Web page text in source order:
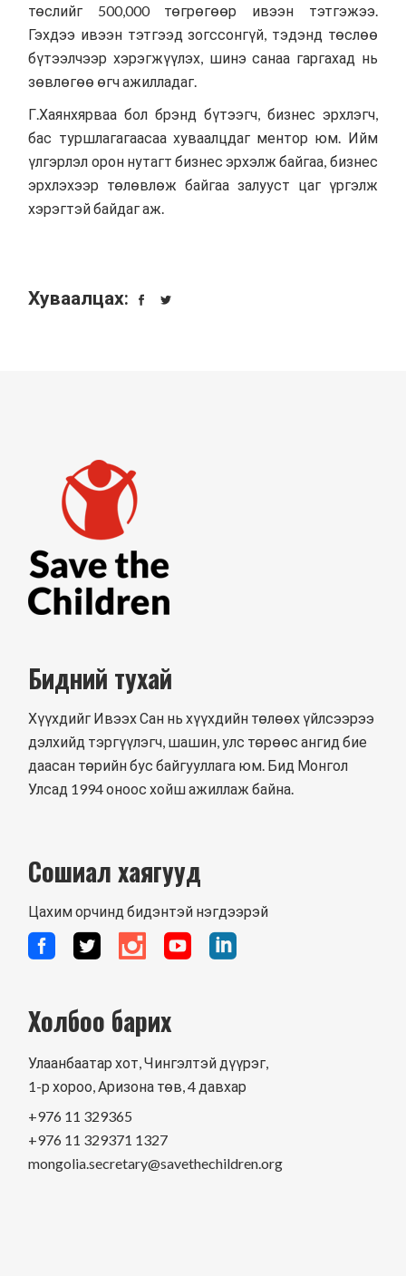
төслийг 500,000 төгрөгөөр ивээн тэтгэжээ.
Гэхдээ ивээн тэтгээд зогссонгүй, тэдэнд төслөө
бүтээлчээр хэрэгжүүлэх, шинэ санаа гаргахад нь
зөвлөгөө өгч ажилладаг.
Г.Хаянхярваа бол брэнд бүтээгч, бизнес эрхлэгч,
бас туршлагагаасаа хуваалцдаг ментор юм. Ийм
үлгэрлэл орон нутагт бизнес эрхэлж байгаа, бизнес
эрхлэхээр төлөвлөж байгаа залууст цаг үргэлж
хэрэгтэй байдаг аж.
Хуваалцах:
Бидний тухай
Хүүхдийг Ивээх Сан нь хүүхдийн төлөөх үйлсээрээ
дэлхийд тэргүүлэгч, шашин, улс төрөөс ангид бие
даасан төрийн бус байгууллага юм. Бид Монгол
Улсад 1994 оноос хойш ажиллаж байна.
Сошиал хаягууд
Цахим орчинд бидэнтэй нэгдээрэй
Холбоо барих
Улаанбаатар хот, Чингэлтэй дүүрэг,
1-р хороо, Аризона төв, 4 давхар
+976 11 329365
+976 11 329371 1327
mongolia.secretary@savethechildren.org